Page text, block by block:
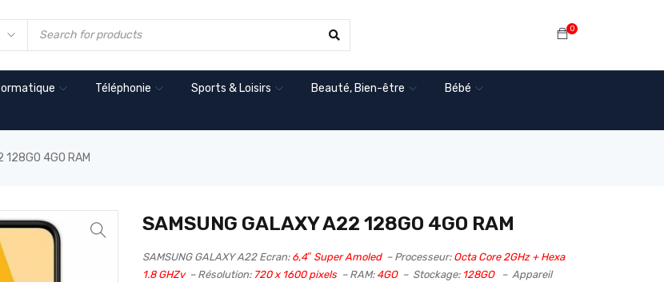
0
Téléphonie Sports & Loisirs Beauté, Bien-être
Bébé
128GO 4GO RAM
SAMSUNG GALAXY A22 128GO 4GO RAM
SAMSUNG GALAXY A22 Ecran: 6,4″ Super Amoled– Processeur:Octa Core 2GHz + Hexa
1.8 GHZv – Résolution: 720 x 1600 pixels – RAM: 4GO– Stockage: 128GO– Appareil